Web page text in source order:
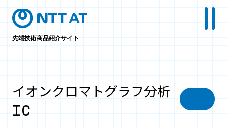
先端技術商品紹介サイト
イオンクロマトグラフ分析
IC